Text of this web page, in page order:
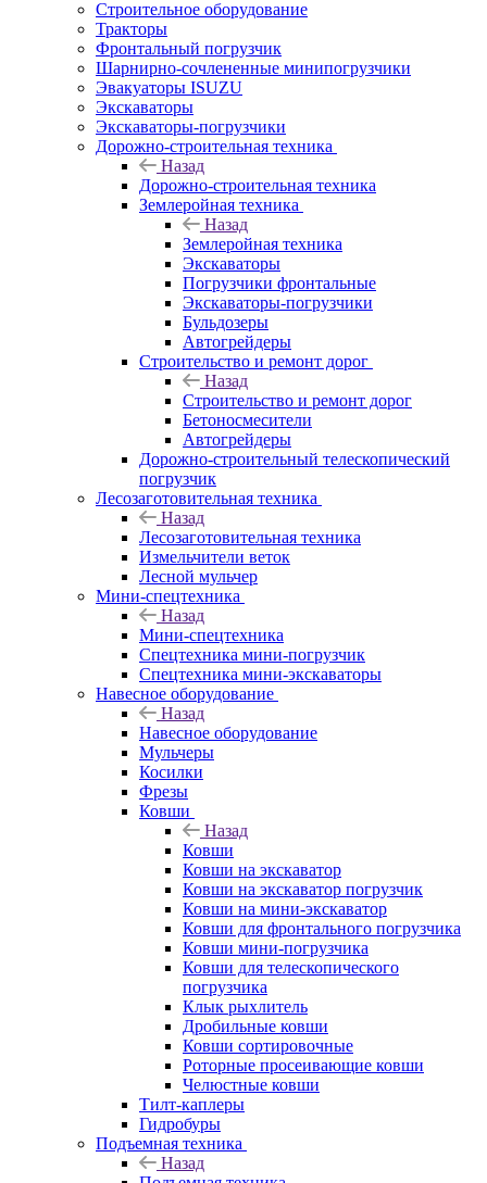
Строительное оборудование
Тракторы
Фронтальный погрузчик
Шарнирно-сочлененные минипогрузчики
Эвакуаторы ISUZU
Экскаваторы
Экскаваторы-погрузчики
Дорожно-строительная техника
Назад
Дорожно-строительная техника
Землеройная техника
Назад
Землеройная техника
Экскаваторы
Погрузчики фронтальные
Экскаваторы-погрузчики
Бульдозеры
Автогрейдеры
Строительство и ремонт дорог
Назад
Строительство и ремонт дорог
Бетоносмесители
Автогрейдеры
Дорожно-строительный телескопический
погрузчик
Лесозаготовительная техника
Назад
Лесозаготовительная техника
Измельчители веток
Лесной мульчер
Мини-спецтехника
Назад
Мини-спецтехника
Спецтехника мини-погрузчик
Спецтехника мини-экскаваторы
Навесное оборудование
Назад
Навесное оборудование
Мульчеры
Косилки
Фрезы
Ковши
Назад
Ковши
Ковши на экскаватор
Ковши на экскаватор погрузчик
Ковши на мини-экскаватор
Ковши для фронтального погрузчика
Ковши мини-погрузчика
Ковши для телескопического
погрузчика
Клык рыхлитель
Дробильные ковши
Ковши сортировочные
Роторные просеивающие ковши
Челюстные ковши
Тилт-каплеры
Гидробуры
Подъемная техника
Назад